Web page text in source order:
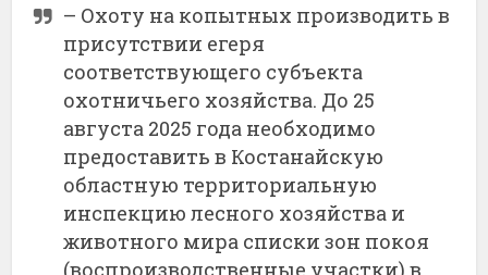
– Охоту на копытных производить в
присутствии егеря
соответствующего субъекта
охотничьего хозяйства. До 25
августа 2025 года необходимо
предоставить в Костанайскую
областную территориальную
инспекцию лесного хозяйства и
животного мира списки зон покоя
(воспроизводственные участки) в